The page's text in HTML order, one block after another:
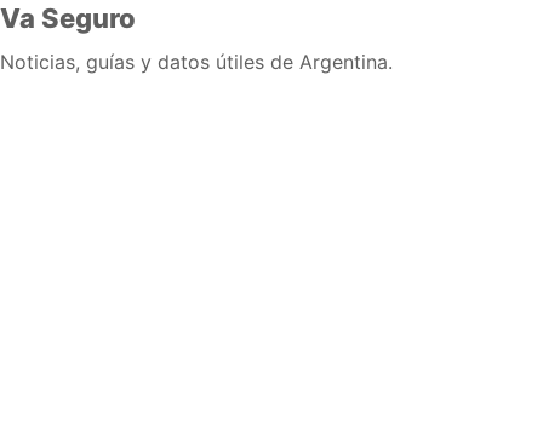
Va Seguro
Noticias, guías y datos útiles de Argentina.